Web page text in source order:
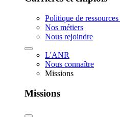
Politique de
Nos métiers
Nous rejoindre
L'ANR
Nous connaître
Missions
Missions